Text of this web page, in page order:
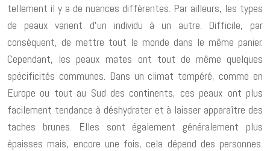
tellement il y a de nuances différentes. Par ailleurs, les types
de peaux varient d’un individu à un autre. Difficile, par
conséquent, de mettre tout le monde dans le même panier.
Cependant, les peaux mates ont tout de même quelques
spécificités communes. Dans un climat tempéré, comme en
Europe ou tout au Sud des continents, ces peaux ont plus
facilement tendance à déshydrater et à laisser apparaître des
taches brunes. Elles sont également généralement plus
épaisses mais, encore une fois, cela dépend des personnes.